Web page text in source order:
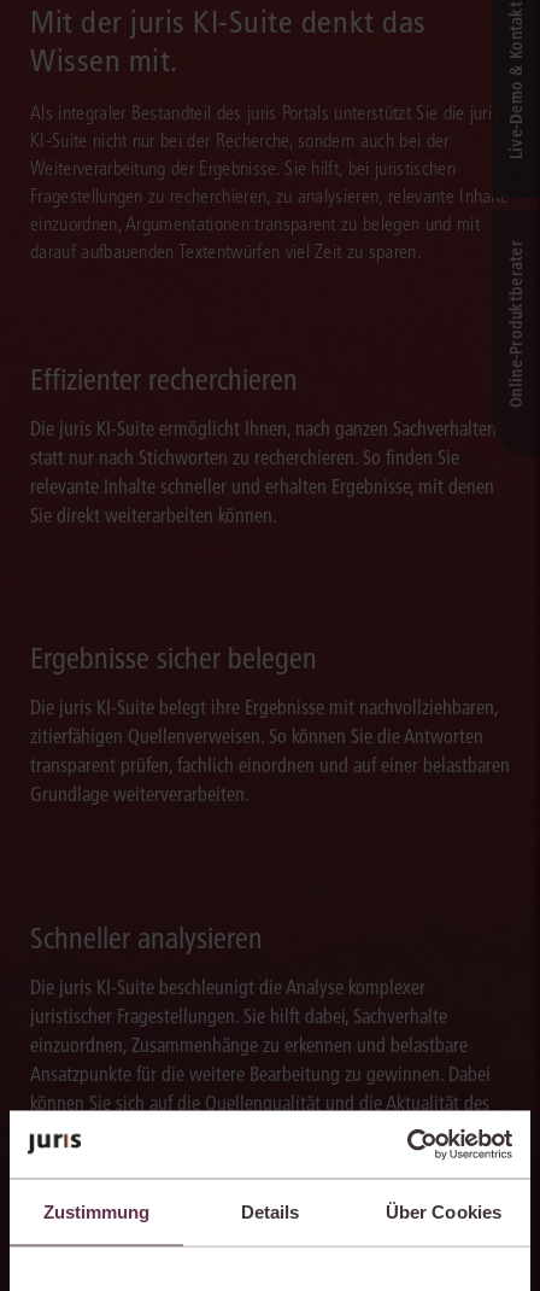
Zustimmung Details Über Cookies
Mit der juris KI-Suite denkt das
Wissen mit.
Als integraler Bestandteil des juris Portals unterstützt Sie die juris
KI-Suite nicht nur bei der Recherche, sondern auch bei der
Weiterverarbeitung der Ergebnisse. Sie hilft, bei juristischen
Fragestellungen zu recherchieren, zu analysieren, relevante Inhalte
einzuordnen, Argumentationen transparent zu belegen und mit
darauf aufbauenden Textentwürfen viel Zeit zu sparen.
Effizienter recherchieren
Die juris KI-Suite ermöglicht Ihnen, nach ganzen Sachverhalten
statt nur nach Stichworten zu recherchieren. So finden Sie
relevante Inhalte schneller und erhalten Ergebnisse, mit denen
Sie direkt weiterarbeiten können.
Ergebnisse sicher belegen
Die juris KI-Suite belegt ihre Ergebnisse mit nachvollziehbaren,
zitierfähigen Quellenverweisen. So können Sie die Antworten
transparent prüfen, fachlich einordnen und auf einer belastbaren
Grundlage weiterverarbeiten.
Schneller analysieren
Die juris KI-Suite beschleunigt die Analyse komplexer
juristischer Fragestellungen. Sie hilft dabei, Sachverhalte
einzuordnen, Zusammenhänge zu erkennen und belastbare
Ansatzpunkte für die weitere Bearbeitung zu gewinnen. Dabei
können Sie sich auf die Quellenqualität und die Aktualität des
juris Datenraums verlassen.
Live‑Demo & Kontakt
Online-Produkt­berater